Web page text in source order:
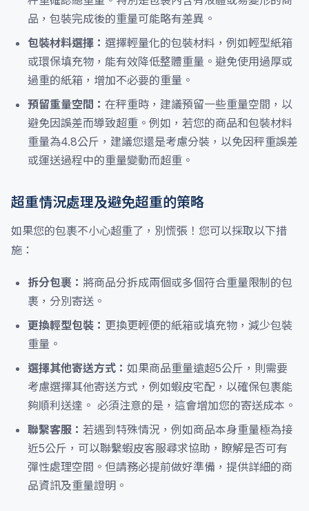
品，包裝完成後的重量可能略有差異。
包裝材料選擇： 選擇輕量化的包裝材料，例如輕型紙箱
或環保填充物，能有效降低整體重量。避免使用過厚或
過重的紙箱，增加不必要的重量。
預留重量空間： 在秤重時，建議預留一些重量空間，以
避免因誤差而導致超重。例如，若您的商品和包裝材料
重量為4.8公斤，建議您還是考慮分裝，以免因秤重誤差
或運送過程中的重量變動而超重。
超重情況處理及避免超重的策略
如果您的包裹不小心超重了，別慌張！您可以採取以下措
施：
拆分包裹： 將商品分拆成兩個或多個符合重量限制的包
裹，分別寄送。
更換輕型包裝： 更換更輕便的紙箱或填充物，減少包裝
重量。
選擇其他寄送方式： 如果商品重量遠超5公斤，則需要
考慮選擇其他寄送方式，例如蝦皮宅配，以確保包裹能
夠順利送達。 必須注意的是，這會增加您的寄送成本。
聯繫客服： 若遇到特殊情況，例如商品本身重量極為接
近5公斤，可以聯繫蝦皮客服尋求協助，瞭解是否可有
彈性處理空間。但請務必提前做好準備，提供詳細的商
品資訊及重量證明。